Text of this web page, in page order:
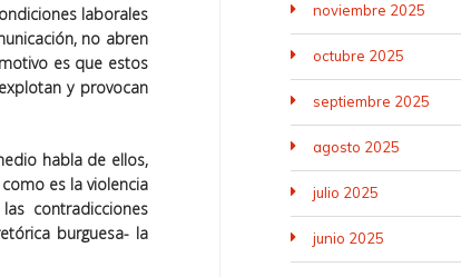
laborales
no abren
es que estos
y provocan
habla de ellos,
es la violencia
contradicciones
burguesa- la
noviembre 2025
octubre 2025
septiembre 2025
agosto 2025
julio 2025
junio 2025